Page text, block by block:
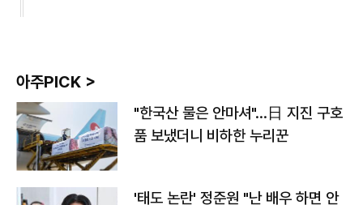
아주PICK >
"한국산 물은 안마셔"…日 지진 구호
품 보냈더니 비하한 누리꾼
'태도 논란' 정준원 "난 배우 하면 안